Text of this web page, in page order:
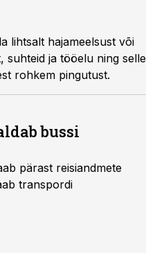
lihtsalt hajameelsust või
suhteid ja tööelu ning selle
rohkem pingutust.
bussi
pärast reisiandmete
transpordi